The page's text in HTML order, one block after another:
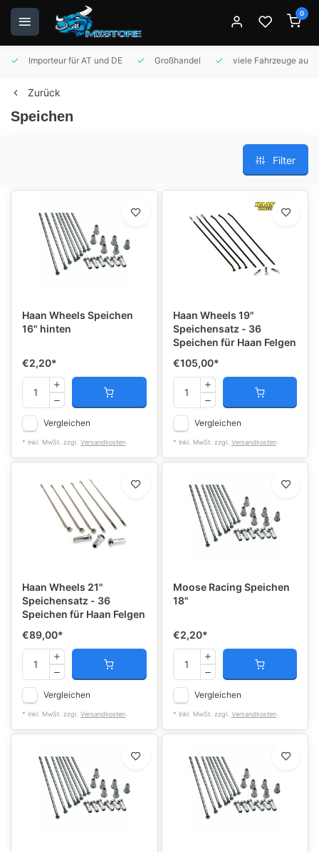
0
Importeur für AT und DE Großhandel viele Fahrzeuge auf
Zurück
Speichen
Filter
Haan Wheels Speichen
16" hinten
€2,20*
Vergleichen
* Inkl. MwSt. zzgl. Versandkosten
Haan Wheels 19"
Speichensatz - 36
Speichen für Haan Felgen
€105,00*
Vergleichen
* Inkl. MwSt. zzgl. Versandkosten
Haan Wheels 21"
Speichensatz - 36
Speichen für Haan Felgen
€89,00*
Vergleichen
* Inkl. MwSt. zzgl. Versandkosten
Moose Racing Speichen
18"
€2,20*
Vergleichen
* Inkl. MwSt. zzgl. Versandkosten